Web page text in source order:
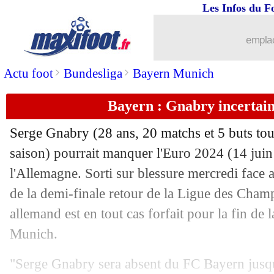
Actu foot> Bundesliga> Bayern Munich
Les Infos du
Bayern : Gnabry
Serge Gnabry (28 ans, 20 matchs et 5 buts
saison) pourrait manquer l'Euro 2024 (14
l'Allemagne. Sorti sur blessure mercredi face
de la demi-finale retour de la Ligue des
allemand est en tout cas forfait pour la fin de
Munich.
"Serge Gnabry sera absent du FC Bayern
: Tillman s'engage
10/05 Real: Sacchi et la tactique d'Ancelotti
: Guimaraes-Isak, Howe
10/05 Fulham: la promesse de Leno à
10/05 OM: Aubameyang explique ses
10/05 Sporting : Amorim confirme pour
10/05 Ajax: le PSG surveille Ramaj
Lyon : Sage conseille Beye à la L1